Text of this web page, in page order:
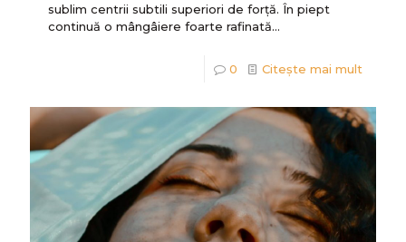
sublim centrii subtili superiori de forță. În piept
continuă o mângâiere foarte rafinată...
0 Citește mai mult